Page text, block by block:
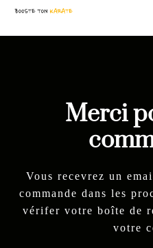
Merci
Vous recevrez un
commande dans les
vérifer votre boîte de
votre